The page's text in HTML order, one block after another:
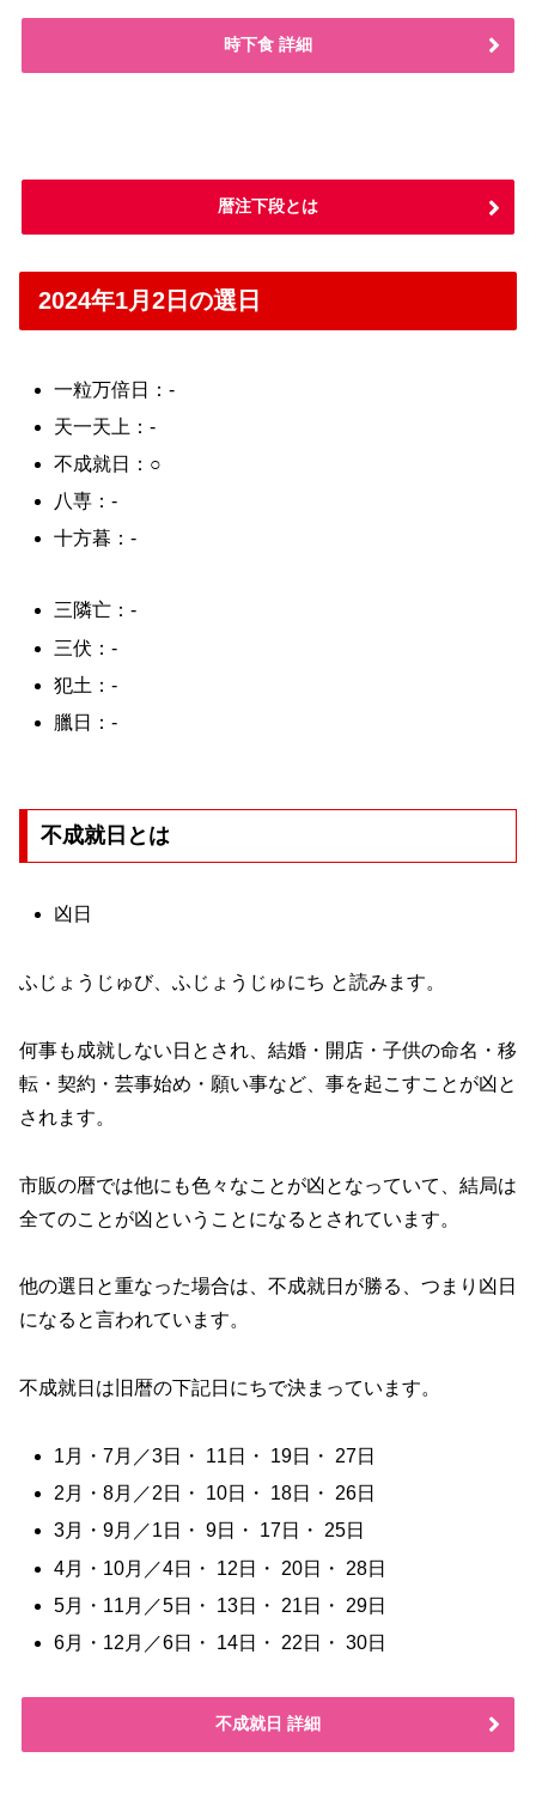
時下食 詳細
暦注下段とは
2024年1月2日の選日
一粒万倍日：-
天一天上：-
不成就日：○
八専：-
十方暮：-
三隣亡：-
三伏：-
犯土：-
臘日：-
不成就日とは
凶日
ふじょうじゅび、ふじょうじゅにち と読みます。
何事も成就しない日とされ、結婚・開店・子供の命名・移
転・契約・芸事始め・願い事など、事を起こすことが凶と
されます。
市販の暦では他にも色々なことが凶となっていて、結局は
全てのことが凶ということになるとされています。
他の選日と重なった場合は、不成就日が勝る、つまり凶日
になると言われています。
不成就日は旧暦の下記日にちで決まっています。
1月・7月／3日・ 11日・ 19日・ 27日
2月・8月／2日・ 10日・ 18日・ 26日
3月・9月／1日・ 9日・ 17日・ 25日
4月・10月／4日・ 12日・ 20日・ 28日
5月・11月／5日・ 13日・ 21日・ 29日
6月・12月／6日・ 14日・ 22日・ 30日
不成就日 詳細